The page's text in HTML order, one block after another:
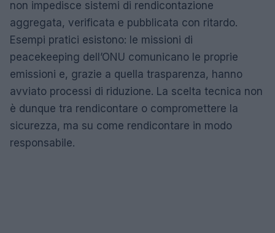
non impedisce sistemi di rendicontazione
aggregata, verificata e pubblicata con ritardo.
Esempi pratici esistono: le missioni di
peacekeeping dell’ONU comunicano le proprie
emissioni e, grazie a quella trasparenza, hanno
avviato processi di riduzione. La scelta tecnica non
è dunque tra rendicontare o compromettere la
sicurezza, ma su come rendicontare in modo
responsabile.